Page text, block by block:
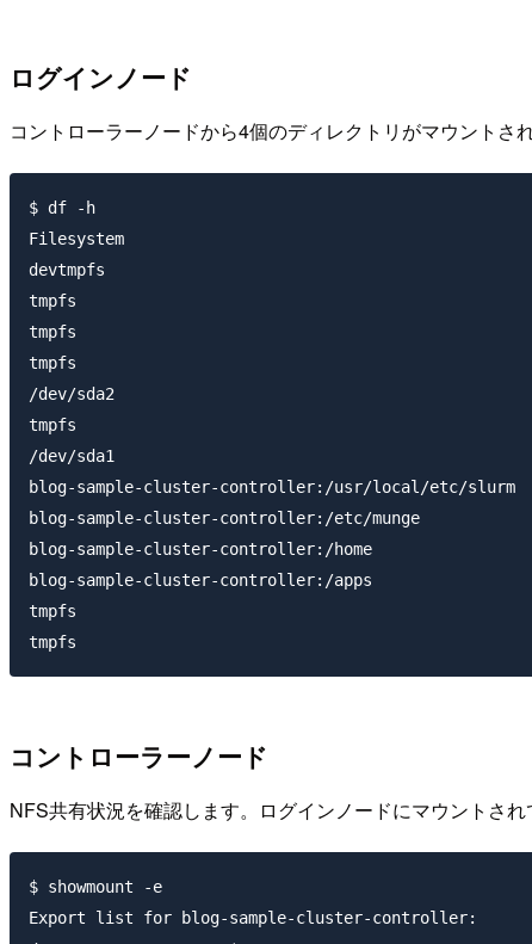
ログインノード
コントローラーノードから4個のディレクトリがマウントさ
$ df -h
Filesystem                                           Size
devtmpfs
tmpfs                                                3.9G
tmpfs                                                3.9G
tmpfs                                                3.9G
/dev/sda2
tmpfs                                                3.9G
/dev/sda1
blog-sample-cluster-controller:/usr/local/etc/slurm
blog-sample-cluster-controller:/etc/munge
blog-sample-cluster-controller:/home
blog-sample-cluster-controller:/apps
tmpfs                                                783M
コントローラーノード
NFS共有状況を確認します。ログインノードにマウントさ
$ showmount -e
Export list for blog-sample-cluster-controller: